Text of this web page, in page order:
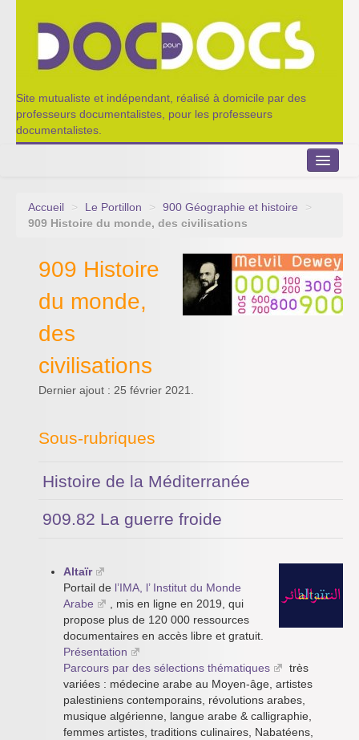
Site mutualiste et indépendant, réalisé à domicile par des
professeurs documentalistes, pour les professeurs
documentalistes.
Le Portillon
Nos outils de partage
Accueil > Le Portillon > 900 Géographie et histoire
>
909 Histoire du monde, des civilisations
909 Histoire
du monde,
des
civilisations
Dernier ajout : 25 février 2021.
Sous-rubriques
Histoire de la Méditerranée
909.82 La guerre froide
Altaïr
Portail de l’IMA, l’ Institut du Monde
Arabe
, mis en ligne en 2019, qui
propose plus de 120 000 ressources
documentaires en accès libre et gratuit.
Présentation
Parcours par des sélections thématiques
très
variées : médecine arabe au Moyen-âge, artistes
palestiniens contemporains, révolutions arabes,
musique algérienne, langue arabe & calligraphie,
femmes artistes, traditions culinaires, Nabatéens,